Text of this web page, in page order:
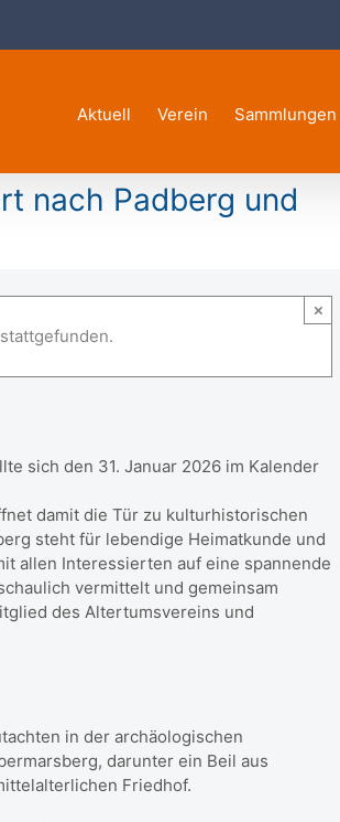
Aktuell Verein Sammlungen
nach Padberg und
×
sich den 31. Januar 2026 im Kalender
damit die Tür zu kulturhistorischen
steht für lebendige Heimatkunde und
allen Interessierten auf eine spannende
vermittelt und gemeinsam
des Altertumsvereins und
in der archäologischen
darunter ein Beil aus
Friedhof.